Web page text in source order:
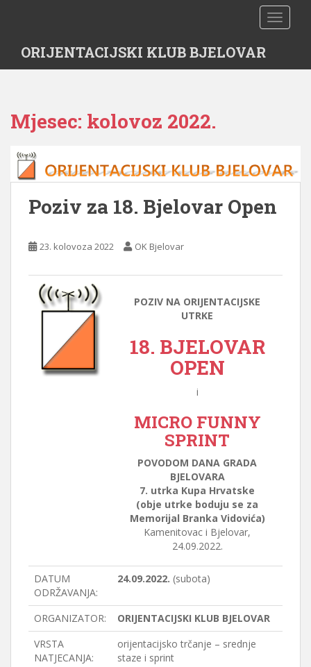
t
ORIJENTACIJSKI KLUB BJELOVAR
Mjesec: kolovoz 2022.
Poziv za 18. Bjelovar Open
23. kolovoza 2022 OK Bjelovar
POZIV NA ORIJENTACIJSKE
UTRKE
18. BJELOVAR
OPEN
i
MICRO FUNNY
SPRINT
POVODOM DANA GRADA
BJELOVARA
7. utrka Kupa Hrvatske
(obje utrke boduju se za
Memorijal Branka Vidovića)
Kamenitovac i Bjelovar,
24.09.2022.
DATUM
ODRŽAVANJA:
24.09.2022. (subota)
ORGANIZATOR:
ORIJENTACIJSKI KLUB BJELOVAR
VRSTA
NATJECANJA:
orijentacijsko trčanje – srednje
staze i sprint